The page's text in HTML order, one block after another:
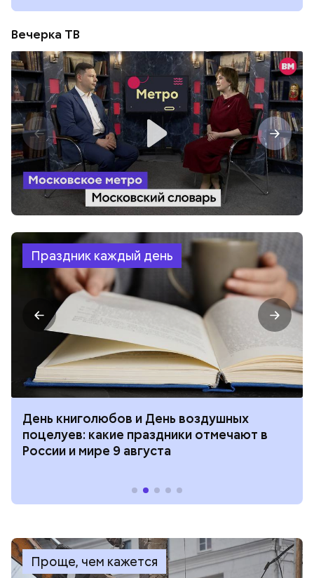
Вечерка ТВ
Праздник каждый день
День книголюбов и День воздушных
поцелуев: какие праздники отмечают в
России и мире 9 августа
Проще, чем кажется